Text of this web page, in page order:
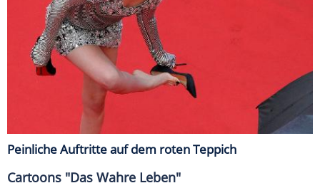
Peinliche Auftritte auf dem roten Teppich
Cartoons "Das Wahre Leben"